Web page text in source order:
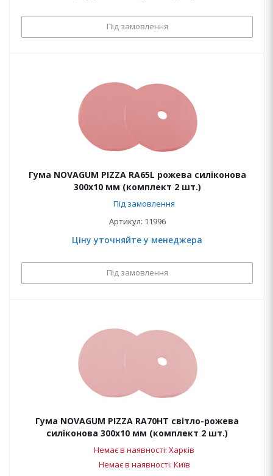
Під замовлення
Гума NOVAGUM PIZZA RA65L рожева силіконова
300x10 мм (комплект 2 шт.)
Під замовлення
Артикул: 11996
Ціну уточняйте у менеджера
Під замовлення
Гума NOVAGUM PIZZA RA70HT світло-рожева
силіконова 300x10 мм (комплект 2 шт.)
Немає в наявності: Харків
Немає в наявності: Київ